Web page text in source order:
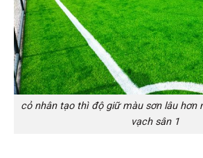
cỏ nhân tạo thì độ giữ màu sơn lâu hơn
vạch sân 1